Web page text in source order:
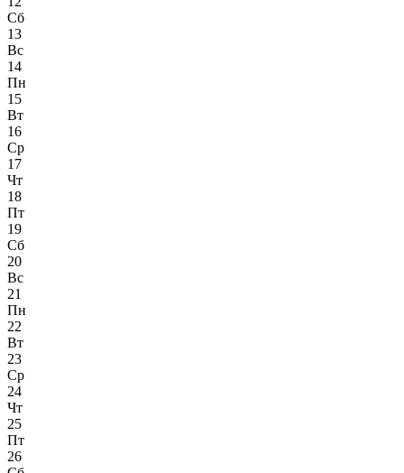
Сб
13
Вс
14
Пн
15
Вт
16
Ср
17
Чт
18
Пт
19
Сб
20
Вс
21
Пн
22
Вт
23
Ср
24
Чт
25
Пт
26